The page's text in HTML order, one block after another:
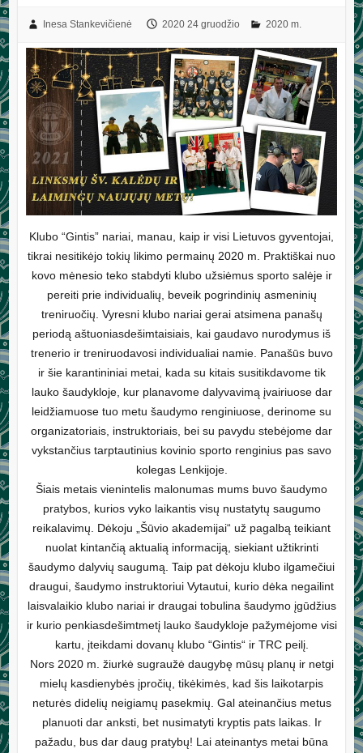
Inesa Stankevičienė 2020 24 gruodžio 2020 m.
Klubo “Gintis” nariai, manau, kaip ir visi Lietuvos gyventojai,
tikrai nesitikėjo tokių likimo permainų 2020 m. Praktiškai nuo
kovo mėnesio teko stabdyti klubo užsiėmus sporto salėje ir
pereiti prie individualių, beveik pogrindinių asmeninių
treniruočių. Vyresni klubo nariai gerai atsimena panašų
periodą aštuoniasdešimtaisiais, kai gaudavo nurodymus iš
trenerio ir treniruodavosi individualiai namie. Panašūs buvo
ir šie karantininiai metai, kada su kitais susitikdavome tik
lauko šaudykloje, kur planavome dalyvavimą įvairiuose dar
leidžiamuose tuo metu šaudymo renginiuose, derinome su
organizatoriais, instruktoriais, bei su pavydu stebėjome dar
vykstančius tarptautinius kovinio sporto renginius pas savo
kolegas Lenkijoje.
Šiais metais vienintelis malonumas mums buvo šaudymo
pratybos, kurios vyko laikantis visų nustatytų saugumo
reikalavimų. Dėkoju „Šūvio akademijai“ už pagalbą teikiant
nuolat kintančią aktualią informaciją, siekiant užtikrinti
šaudymo dalyvių saugumą. Taip pat dėkoju klubo ilgamečiui
draugui, šaudymo instruktoriui Vytautui, kurio dėka negailint
laisvalaikio klubo nariai ir draugai tobulina šaudymo įgūdžius
ir kurio penkiasdešimtmetį lauko šaudykloje pažymėjome visi
kartu, įteikdami dovanų klubo “Gintis“ ir TRC peilį.
Nors 2020 m. žiurkė sugraužė daugybę mūsų planų ir netgi
mielų kasdienybės įpročių, tikėkimės, kad šis laikotarpis
neturės didelių neigiamų pasekmių. Gal ateinančius metus
planuoti dar anksti, bet nusimatyti kryptis pats laikas. Ir
pažadu, bus dar daug pratybų! Lai ateinantys metai būna